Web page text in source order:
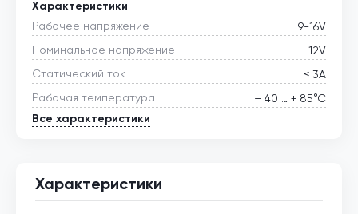
Характеристики
Рабочее напряжение
9-16V
Номинальное напряжение
12V
Статический ток
≤ 3А
Рабочая температура
– 40 … + 85°С
Все характеристики
Характеристики